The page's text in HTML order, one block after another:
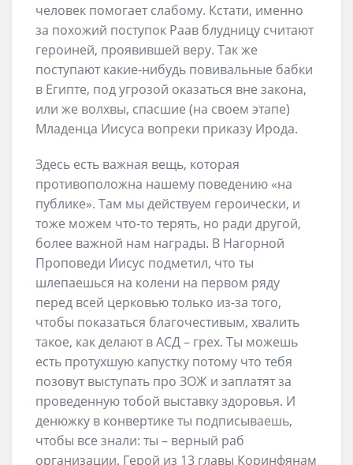
человек помогает слабому. Кстати, именно
за похожий поступок Раав блудницу считают
героиней, проявившей веру. Так же
поступают какие-нибудь повивальные бабки
в Египте, под угрозой оказаться вне закона,
или же волхвы, спасшие (на своем этапе)
Младенца Иисуса вопреки приказу Ирода.
Здесь есть важная вещь, которая
противоположна нашему поведению «на
публике». Там мы действуем героически, и
тоже можем что-то терять, но ради другой,
более важной нам награды. В Нагорной
Проповеди Иисус подметил, что ты
шлепаешься на колени на первом ряду
перед всей церковью только из-за того,
чтобы показаться благочестивым, хвалить
такое, как делают в АСД – грех. Ты можешь
есть протухшую капустку потому что тебя
позовут выступать про ЗОЖ и заплатят за
проведенную тобой выставку здоровья. И
денюжку в конвертике ты подписываешь,
чтобы все знали: ты – верный раб
организации. Герой из 13 главы Коринфянам